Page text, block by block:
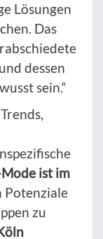
Lösungen
Das
dessen
sein.“
ist im
Potenziale
zu